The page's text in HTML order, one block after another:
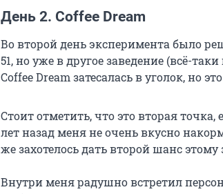
День 2. Coffee Dream
Во второй день эксперимента было
51, но уже в другое заведение (всё-
Coffee Dream затесалась в уголок, но
Стоит отметить, что это вторая
лет назад меня не очень вкусно
же захотелось дать второй шанс
Внутри меня радушно встретил